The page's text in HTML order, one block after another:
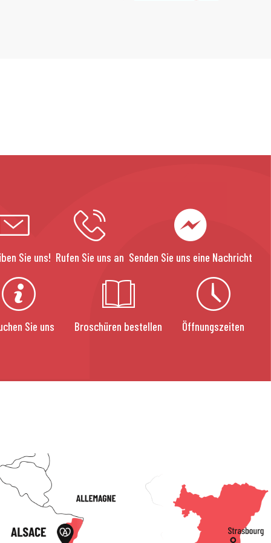
Sie uns! Rufen Sie uns an Senden Sie uns eine Nachricht
Sie uns Broschüren bestellen Öffnungszeiten